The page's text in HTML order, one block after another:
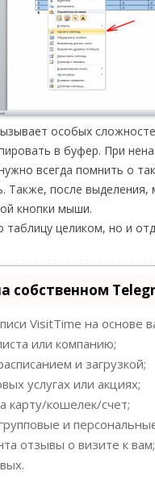
особых
в буфер. При
всегда помнить о
Также, после
кнопки мыши.
целиком, но и
собственном
VisitTime на основе
или компанию;
и загрузкой;
услугах или акциях;
карту/кошелек/счет;
и
отзывы о визите к вам;